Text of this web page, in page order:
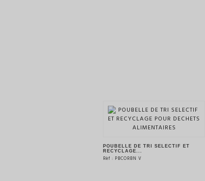
POUBELLE DE TRI SELECTIF ET
RECYCLAGE...
Rèf : PBCORBN V